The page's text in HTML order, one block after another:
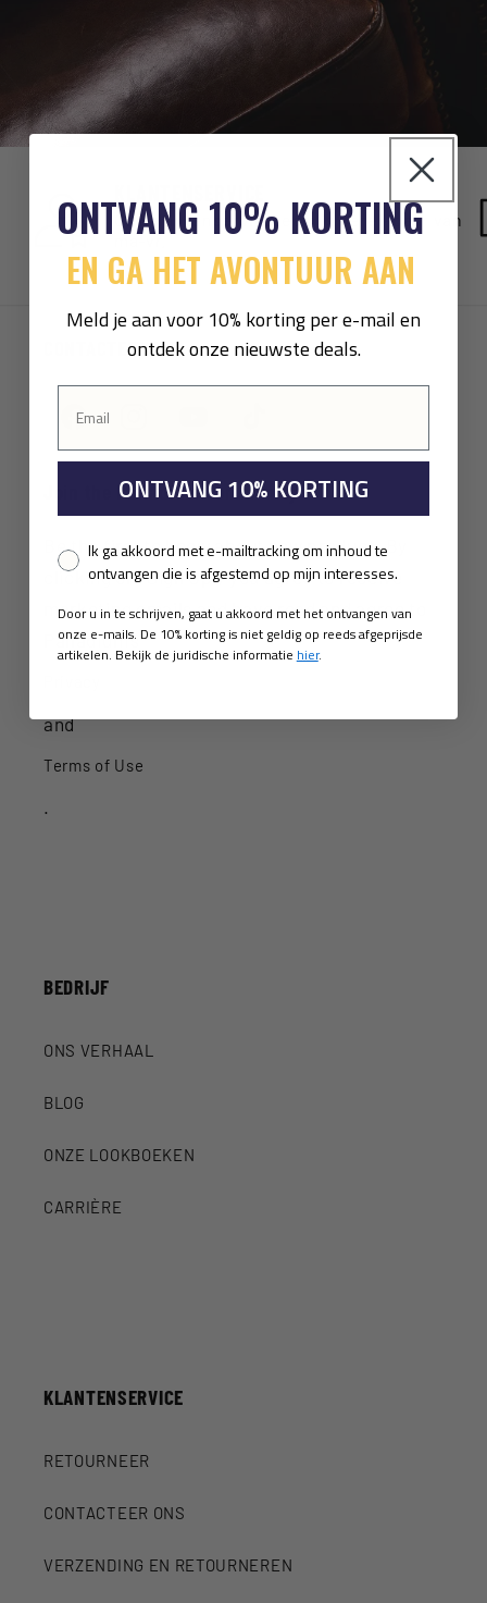
Ons klantenserviceteam is bereikbaar van
ma-vr.
CONTACTEER ONS:
Facebook
Join the Palladium Community
Be the first to know about new product. By
clicking on “Sign Up”, you agree to receive
marketing emails and have read and agree to
Palladium's
and
Terms of Use
.
BEDRIJF
ONS VERHAAL
BLOG
ONZE LOOKBOEKEN
CARRIÈRE
KLANTENSERVICE
RETOURNEER
CONTACTEER ONS
VERZENDING EN RETOURNEREN
ONTVANG 10% KORTING
EN GA HET AVONTUUR AAN
Meld je aan voor 10% korting per e-mail en
ontdek onze nieuwste deals.
ONTVANG 10% KORTING
Pixel consent
Ik ga akkoord met e-mailtracking om inhoud te
ontvangen die is afgestemd op mijn interesses.
Door u in te schrijven, gaat u akkoord met het ontvangen van
onze e-mails. De 10% korting is niet geldig op reeds afgeprijsde
artikelen. Bekijk de juridische informatie hier.